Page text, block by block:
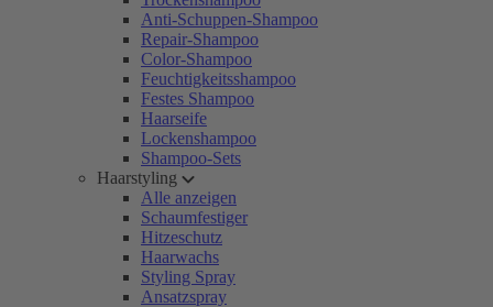
Anti-Schuppen-Shampoo
Repair-Shampoo
Color-Shampoo
Feuchtigkeitsshampoo
Festes Shampoo
Haarseife
Lockenshampoo
Shampoo-Sets
Haarstyling
Alle anzeigen
Schaumfestiger
Hitzeschutz
Haarwachs
Styling Spray
Ansatzspray